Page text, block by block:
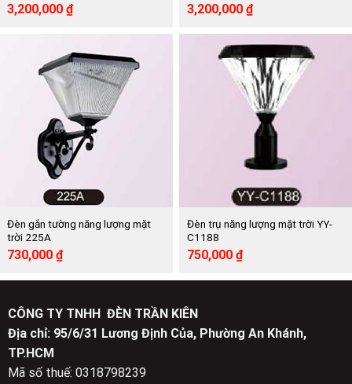
Giá
gốc
3,200,000 ₫Giá
hiện
3,200,000 ₫.
Giá
gốc
là:
6,450,000 ₫.
3,200,000 ₫Giá
hiện
tại
là:
3,200,000 ₫.
Đèn gắn tường năng lượng mặt
trời 225A
Giá
là:
730,000 ₫Giá
tại
730,000 ₫.
Đèn trụ năng lượng mặt trời YY-
C1188
Giá
là:
750,000 ₫Giá
tại
CÔNG TY TNHH ĐÈN TRẦN KIÊN
Địa chỉ: 95/6/31 Lương Định Của, Phường An Khánh,
TP.HCM
Mã số thuế: 0318798239